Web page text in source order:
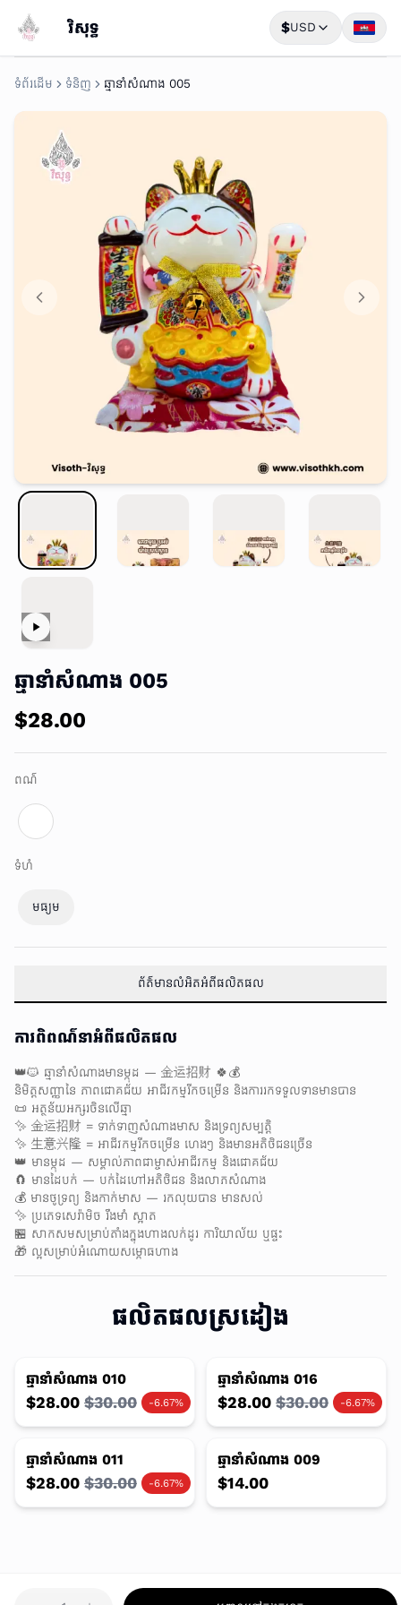
វិសុទ្ធ $USD
ទំព័រដើម ទំនិញ ឆ្មានាំសំណាង 005
ឆ្មានាំសំណាង 005
$28.00
ពណ៌
ទំហំ
មធ្យម
ព័ត៌មានលំអិតអំពីផលិតផល
ការពិពណ៌នាអំពីផលិតផល
👑🐱 ឆ្មានាំសំណាងមានម្កុដ — 金运招财 🍀💰
និមិត្តសញ្ញានៃ ភាពជោគជ័យ អាជីវកម្មរីកចម្រើន និងការរកទទួលទានមានបាន
📜 អត្ថន័យអក្សរចិនលើឆ្មា
✨ 金运招财 = ទាក់ទាញសំណាងមាស និងទ្រព្យសម្បត្តិ
✨ 生意兴隆 = អាជីវកម្មរីកចម្រើន ហេងៗ និងមានអតិថិជនច្រើន
👑 មានម្កុដ — សម្គាល់ភាពជាម្ចាស់អាជីវកម្ម និងជោគជ័យ
🧲 មានដៃបក់ — បក់ដៃហៅអតិថិជន និងលាភសំណាង
💰 មានថូទ្រព្យ និងកាក់មាស — រកលុយបាន មានសល់
✨ ប្រភេទសេរ៉ាមិច រឹងមាំ ស្អាត
🏪 សាកសមសម្រាប់តាំងក្នុងហាងលក់ដូរ ការិយាល័យ ឬផ្ទះ
🎁 ល្អសម្រាប់អំណោយសម្ភោធហាង
ផលិតផលស្រដៀង
មិនមានផលិតផលទេ
ឆ្មានាំសំណាង 010
$28.00 $30.00 -6.67%
ឆ្មានាំសំណាង 016
$28.00 $30.00 -6.67%
ឆ្មានាំសំណាង 011
$28.00 $30.00 -6.67%
មិនមានផលិតផលទេ
ឆ្មានាំសំណាង 009
$14.00